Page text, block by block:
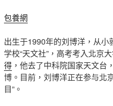
包養網
出生于1990年的刘博洋，从
学校“天文社”，高考考入北京
得 ，他去了中科院国家天文台
博。目前，刘博洋正在参与北
目”。